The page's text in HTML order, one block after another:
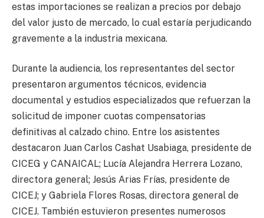
estas importaciones se realizan a precios por debajo
del valor justo de mercado, lo cual estaría perjudicando
gravemente a la industria mexicana.
Durante la audiencia, los representantes del sector
presentaron argumentos técnicos, evidencia
documental y estudios especializados que refuerzan la
solicitud de imponer cuotas compensatorias
definitivas al calzado chino. Entre los asistentes
destacaron Juan Carlos Cashat Usabiaga, presidente de
CICEG y CANAICAL; Lucía Alejandra Herrera Lozano,
directora general; Jesús Arias Frías, presidente de
CICEJ; y Gabriela Flores Rosas, directora general de
CICEJ. También estuvieron presentes numerosos